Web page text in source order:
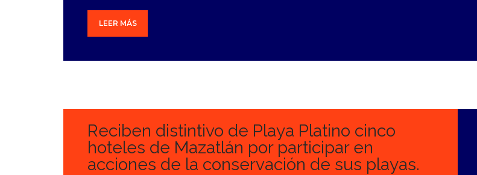
LEER MÁS
Reciben distintivo de Playa Platino cinco
hoteles de Mazatlán por participar en
acciones de la conservación de sus playas.